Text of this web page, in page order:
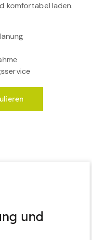
komfortabel laden.
und